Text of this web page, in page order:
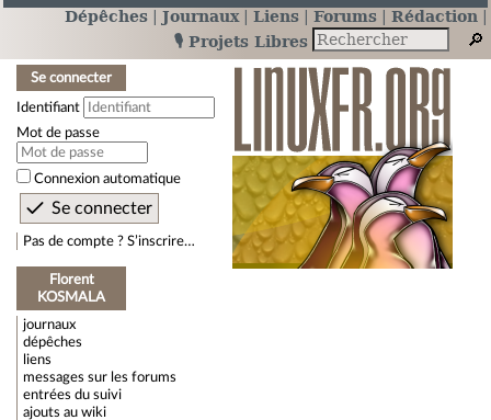
Dépêches Journaux Liens Forums
Rédaction
🎙️ Projets Libres
Se connecter
Identifiant
Mot de passe
Connexion automatique
Pas de compte ? S’inscrire…
Florent
KOSMALA
journaux
dépêches
liens
messages sur les forums
entrées du suivi
ajouts au wiki